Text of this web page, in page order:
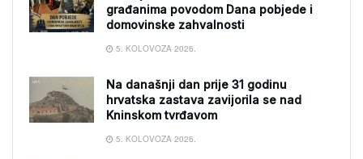
građanima povodom Dana pobjede i
domovinske zahvalnosti
5. KOLOVOZA 2026.
Na današnji dan prije 31 godinu
hrvatska zastava zavijorila se nad
Kninskom tvrđavom
5. KOLOVOZA 2026.